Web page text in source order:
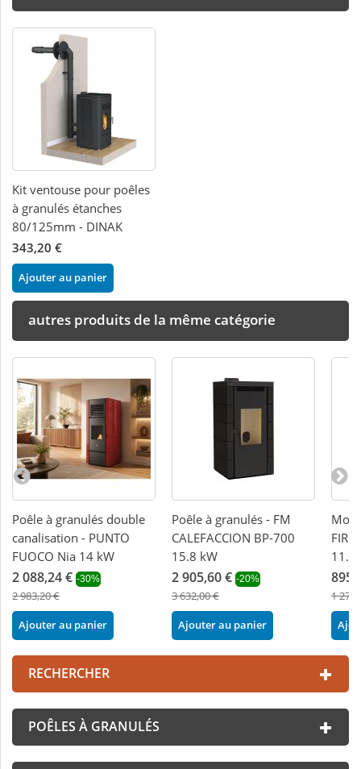
Kit ventouse pour poêles
à granulés étanches
80/125mm - DINAK
343,20 €
Ajouter au panier
autres produits de la même catégorie
Poêle à granulés double
canalisation - PUNTO
FUOCO Nia 14 kW
2 088,24 € -30%
2 983,20 €
Ajouter au panier
Poêle à granulés - FM
CALEFACCION BP-700
15.8 kW
2 905,60 € -20%
3 632,00 €
Ajouter au panier
11.6
1
RECHERCHER
POÊLES À GRANULÉS